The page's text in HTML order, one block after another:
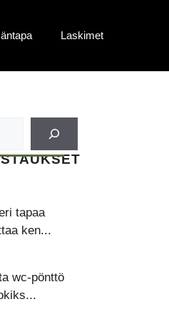
Laskimet
tapaa
ken...
wc-pönttö